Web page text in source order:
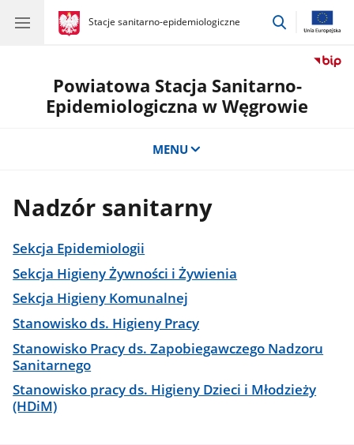
gov.pl
Stacje sanitarno-epidemiologiczne
gov.pl
Stacje
przejdź
Powiatowa Stacja Sanitarno-
Epidemiologiczna w Węgrowie
MENU
Nadzór sanitarny
Sekcja Epidemiologii
Sekcja Higieny Żywności i Żywienia
Sekcja Higieny Komunalnej
Stanowisko ds. Higieny Pracy
Stanowisko Pracy ds. Zapobiegawczego Nadzoru
Sanitarnego
Stanowisko pracy ds. Higieny Dzieci i Młodzieży
(HDiM)